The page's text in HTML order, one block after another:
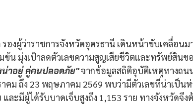
รองผู้ว่าราชการจังหวัดอุดรธานี เดินหน้าขับเคลื่อน
ข้น มุ่งเป้าลดตัวเลขความสูญเสียชีวิตและทรัพย์สิน
น่าอยู่ คู่คนปลอดภัย" จากข้อมูลสถิติอุบัติเหตุทางถน
คม ถึง 23 พฤษภาคม 2569 พบว่ามีตัวเลขที่น่าเป็นห่
ละมีผู้ได้รับบาดเจ็บสูงถึง 1,153 ราย ทางจังหวัดจึงต้